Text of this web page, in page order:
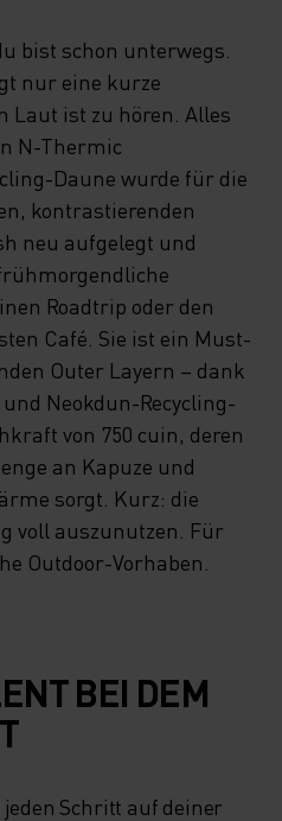
bist schon unterwegs.
nur eine kurze
Laut ist zu hören. Alles
N-Thermic
Daune wurde für die
kontrastierenden
neu aufgelegt und
Roadtrip oder den
Café. Sie ist ein Must-
Outer Layern – dank
Neokdun-Recycling-
von 750 cuin, deren
an Kapuze und
sorgt. Kurz: die
voll auszunutzen. Für
Outdoor-Vorhaben.
BEI DEM
Schritt auf deiner